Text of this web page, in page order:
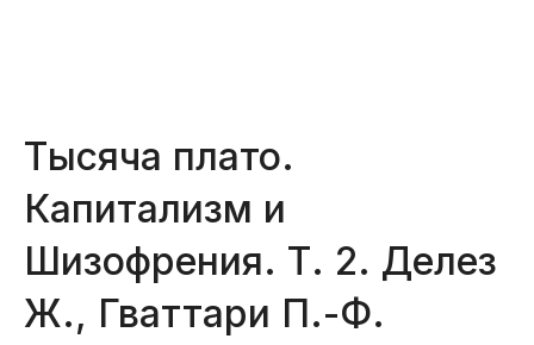
Тысяча плато.
Капитализм и
Шизофрения. Т. 2. Делез
Ж., Гваттари П.-Ф.